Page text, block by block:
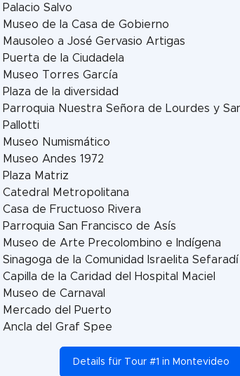
Palacio Salvo
Museo de la Casa de Gobierno
Mausoleo a José Gervasio Artigas
Puerta de la Ciudadela
Museo Torres García
Plaza de la diversidad
Parroquia Nuestra Señora de Lourdes y
Pallotti
Museo Numismático
Museo Andes 1972
Plaza Matriz
Catedral Metropolitana
Casa de Fructuoso Rivera
Parroquia San Francisco de Asís
Museo de Arte Precolombino e Indígena
Sinagoga de la Comunidad Israelita Sefaradí
Capilla de la Caridad del Hospital Maciel
Museo de Carnaval
Mercado del Puerto
Ancla del Graf Spee
Details für Tour #1 in Montevideo